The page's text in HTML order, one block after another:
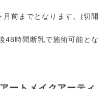
前までとなります。(切開
48時間断乳で施術可能とな